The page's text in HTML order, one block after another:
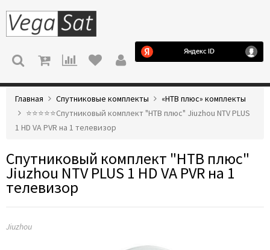
МЕНЮ
Главная Спутниковые комплекты
«НТВ плюс» комплекты
⭐️⭐️⭐️⭐️⭐️Спутниковый комплект "НТВ плюс" Jiuzhou NTV PLUS
1 HD VA PVR на 1 телевизор
Спутниковый комплект "НТВ плюс"
Jiuzhou NTV PLUS 1 HD VA PVR на 1
телевизор
Jiuzhou